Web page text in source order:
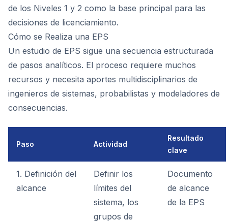
de los Niveles 1 y 2 como la base principal para las
decisiones de licenciamiento.
Cómo se Realiza una EPS
Un estudio de EPS sigue una secuencia estructurada
de pasos analíticos. El proceso requiere muchos
recursos y necesita aportes multidisciplinarios de
ingenieros de sistemas, probabilistas y modeladores de
consecuencias.
Paso Actividad
Resultado
clave
1. Definición del
alcance
Definir los
límites del
sistema, los
grupos de
Documento
de alcance
de la EPS